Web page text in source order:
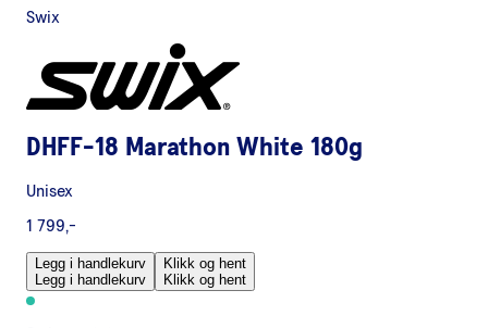
Swix
DHFF-18 Marathon White 180g
Unisex
1 799,-
Legg i handlekurv
Legg i handlekurv
Klikk og hent
Klikk og hent